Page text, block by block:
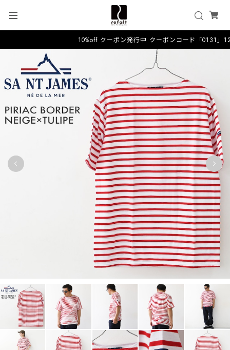
10%off クーポン発行中 クーポンコード「0131」